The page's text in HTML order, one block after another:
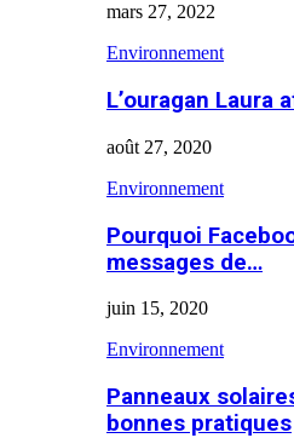
mars 27, 2022
Environnement
L’ouragan Laura
août 27, 2020
Environnement
Pourquoi
messages de…
juin 15, 2020
Environnement
Panneaux
bonnes pratiques